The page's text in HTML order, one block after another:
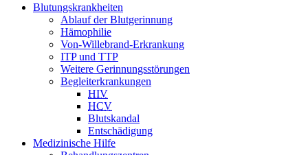
Blutungskrankheiten
Ablauf der Blutgerinnung
Hämophilie
Von-Willebrand-Erkrankung
ITP und TTP
Weitere Gerinnungsstörungen
Begleiterkrankungen
HIV
HCV
Blutskandal
Entschädigung
Medizinische Hilfe